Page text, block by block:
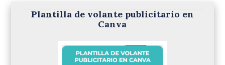
Plantilla de volante publicitario en
Canva